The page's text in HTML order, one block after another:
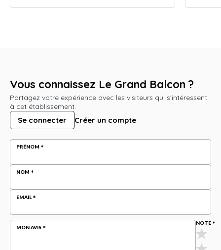
Vous connaissez Le Grand Balcon ?
Partagez votre expérience avec les visiteurs qui s'intéressent
à cet établissement.
Se connecter Créer un compte
PRÉNOM
NOM
EMAIL
MON AVIS
NOTE